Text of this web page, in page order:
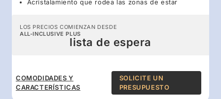
Acristalamiento que rodea las zonas de estar
LOS PRECIOS COMIENZAN DESDE
ALL-INCLUSIVE PLUS
lista de espera
COMODIDADES Y
CARACTERÍSTICAS
SOLICITE UN
PRESUPUESTO